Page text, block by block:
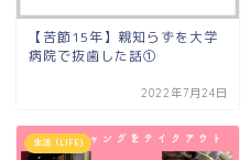
【苦節15年】親知らずを大学
病院で抜歯した話①
2022年7月24日
生活（LIFE)